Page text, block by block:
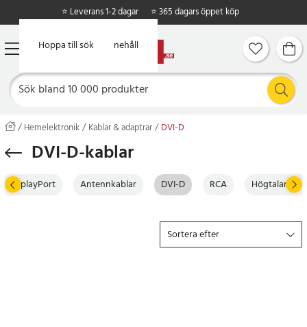
Hoppa till huvudinnehåll
Hoppa till sök
⭐ Leverans 1-2 dagar ⭐ 365 dagars öppet köp
Hemelektronik Kablar & adaptrar DVI-D
DVI-D-kablar
DisplayPort Antennkablar DVI-D RCA
Sortera efter